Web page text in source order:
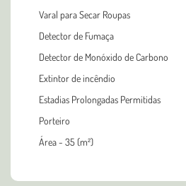
Varal para Secar Roupas
Detector de Fumaça
Detector de Monóxido de Carbono
Extintor de incêndio
Estadias Prolongadas Permitidas
Porteiro
Área - 35 (m²)